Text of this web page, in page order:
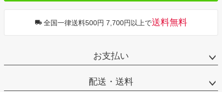
全国一律送料500円 7,700円以上で送料無料
お支払い
配送・送料